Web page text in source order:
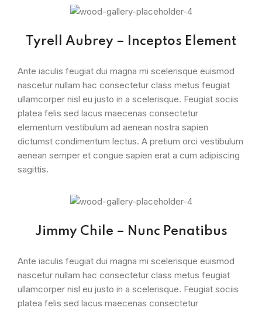
Tyrell Aubrey – Inceptos Element
Ante iaculis feugiat dui magna mi scelerisque euismod
nascetur nullam hac consectetur class metus feugiat
ullamcorper nisl eu justo in a scelerisque. Feugiat sociis
platea felis sed lacus maecenas consectetur
elementum vestibulum ad aenean nostra sapien
dictumst condimentum lectus. A pretium orci vestibulum
aenean semper et congue sapien erat a cum adipiscing
sagittis.
Jimmy Chile – Nunc Penatibus
Ante iaculis feugiat dui magna mi scelerisque euismod
nascetur nullam hac consectetur class metus feugiat
ullamcorper nisl eu justo in a scelerisque. Feugiat sociis
platea felis sed lacus maecenas consectetur